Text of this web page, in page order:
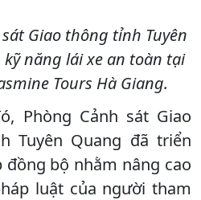
Giao thông tỉnh Tuyên
năng lái xe an toàn tại
Tours Hà Giang.
Phòng Cảnh sát Giao
Tuyên Quang đã triển
bộ nhằm nâng cao
luật của người tham